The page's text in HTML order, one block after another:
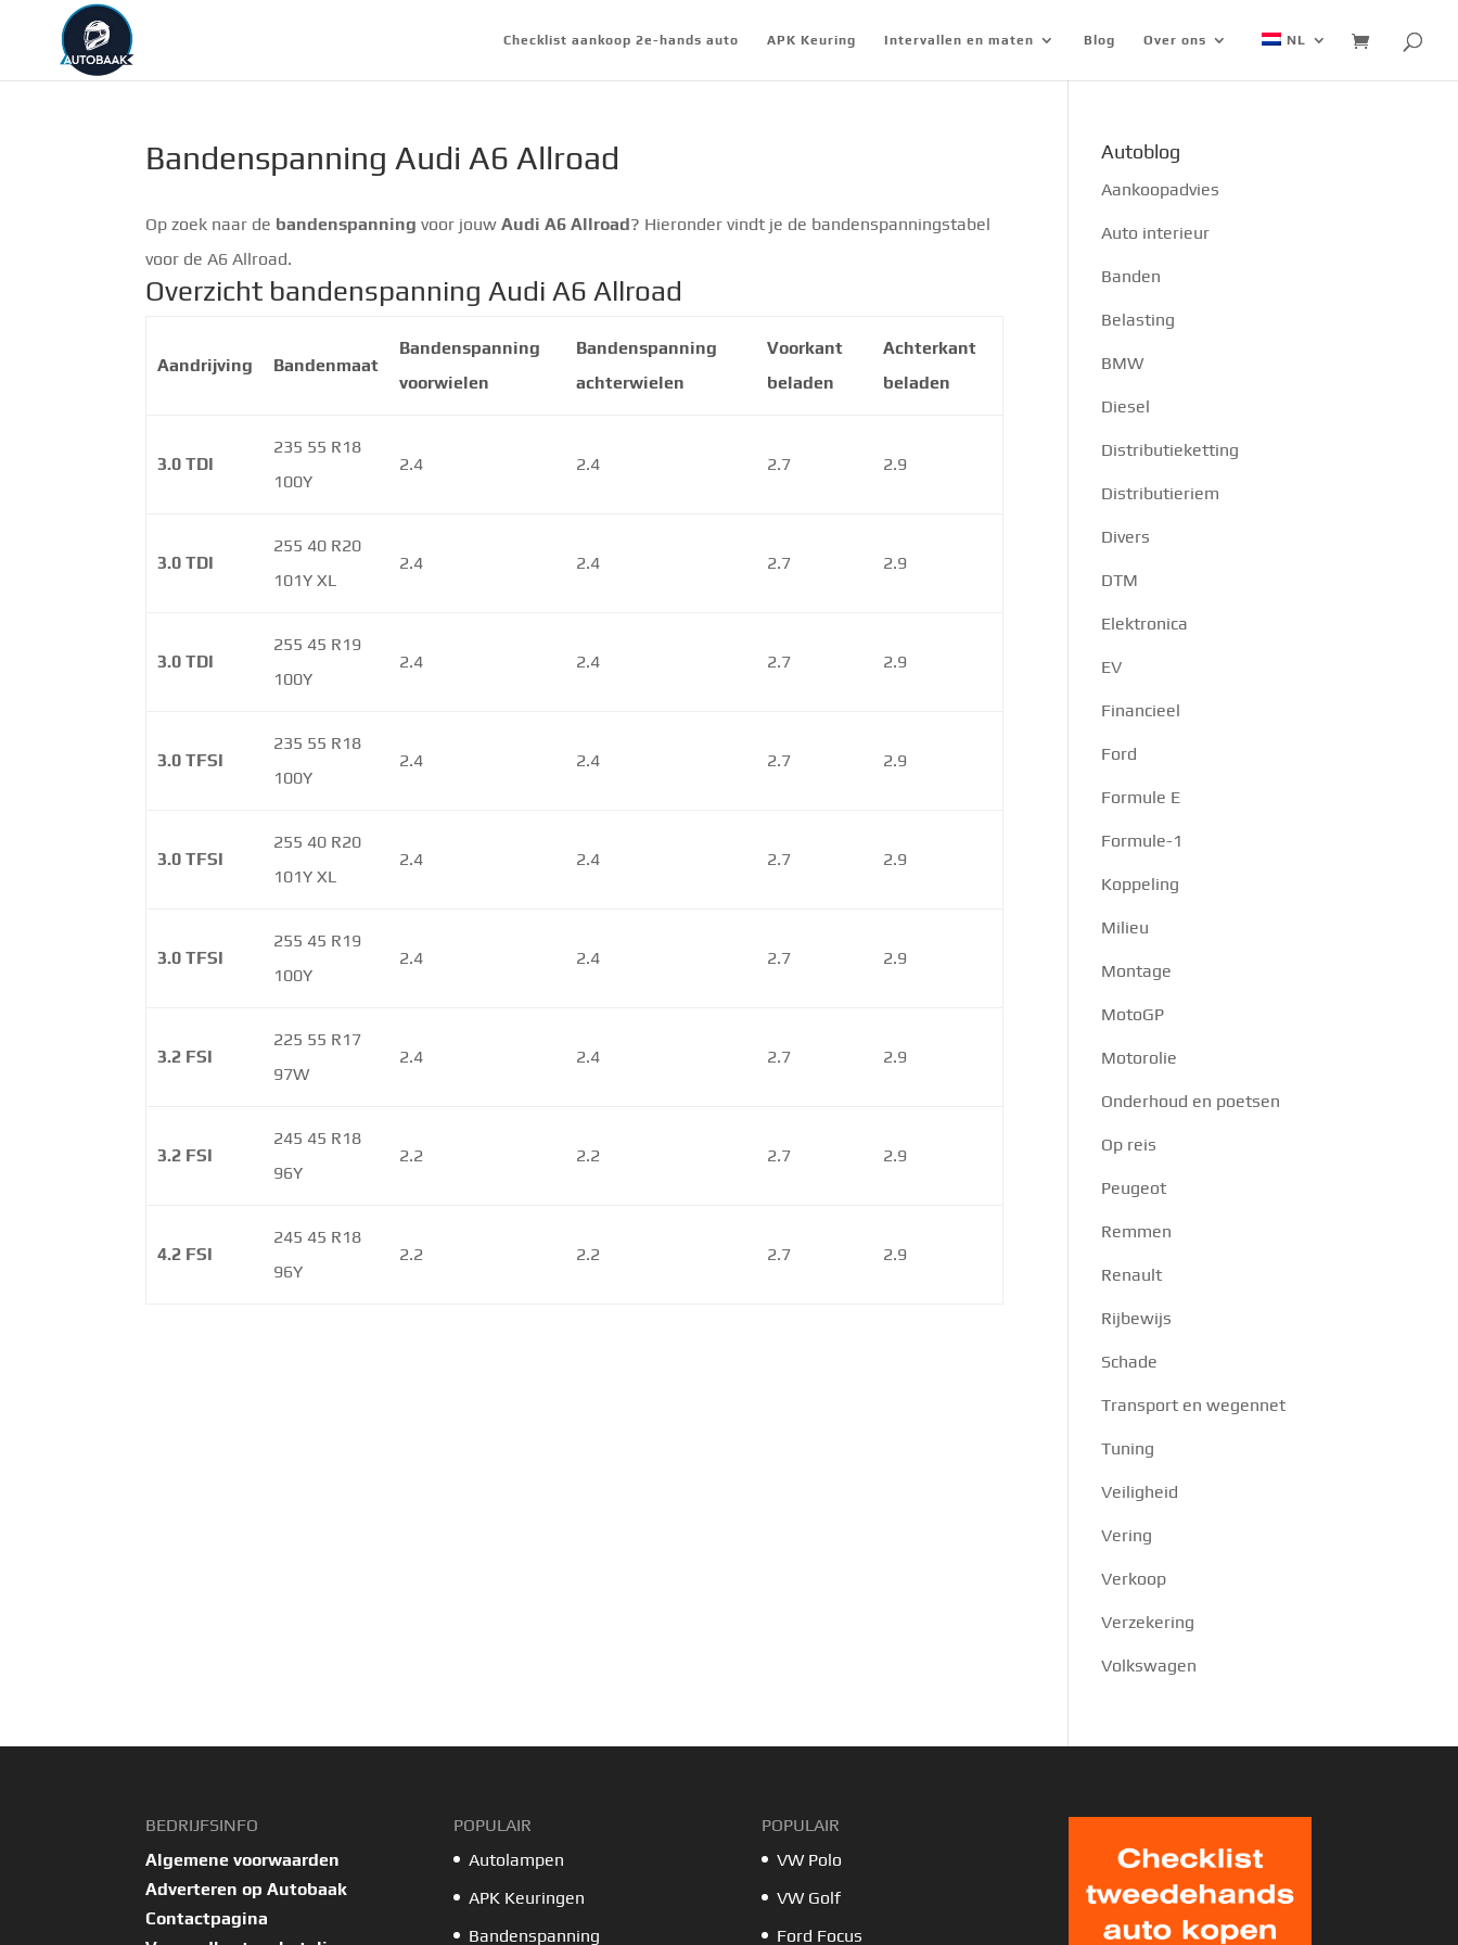
Checklist aankoop 2e-hands auto APK Keuring Intervallen en maten Blog Over ons NL
Bandenspanning Audi A6 Allroad
Op zoek naar de bandenspanning voor jouwAudi A6 Allroad? Hieronder vindt je de bandenspanningstabel
voor de A6 Allroad.
Overzicht bandenspanning Audi A6 Allroad
Aandrijving Bandenmaat
Bandenspanning
voorwielen
Bandenspanning
achterwielen
Voorkant
beladen
Achterkant
beladen
3.0 TDI
235 55 R18
100Y
2.4 2.4 2.7 2.9
3.0 TDI
255 40 R20
101Y XL
2.4 2.4 2.7 2.9
3.0 TDI
255 45 R19
100Y
2.4 2.4 2.7 2.9
3.0 TFSI
235 55 R18
100Y
2.4 2.4 2.7 2.9
3.0 TFSI
255 40 R20
101Y XL
2.4 2.4 2.7 2.9
3.0 TFSI
255 45 R19
100Y
2.4 2.4 2.7 2.9
3.2 FSI
225 55 R17
97W
2.4 2.4 2.7 2.9
3.2 FSI
245 45 R18
96Y
2.2 2.2 2.7 2.9
4.2 FSI
245 45 R18
96Y
2.2 2.2 2.7 2.9
Autoblog
Aankoopadvies
Auto interieur
Banden
Belasting
BMW
Diesel
Distributieketting
Distributieriem
Divers
DTM
Elektronica
EV
Financieel
Ford
Formule E
Formule-1
Koppeling
Milieu
Montage
MotoGP
Motorolie
Onderhoud en poetsen
Op reis
Peugeot
Remmen
Renault
Rijbewijs
Schade
Transport en wegennet
Tuning
Veiligheid
Vering
Verkoop
Verzekering
Volkswagen
BEDRIJFSINFO
Algemene voorwaarden
Adverteren op Autobaak
Contactpagina
POPULAIR
Autolampen
APK Keuringen
Bandenspanning
POPULAIR
VW Polo
VW Golf
Ford Focus